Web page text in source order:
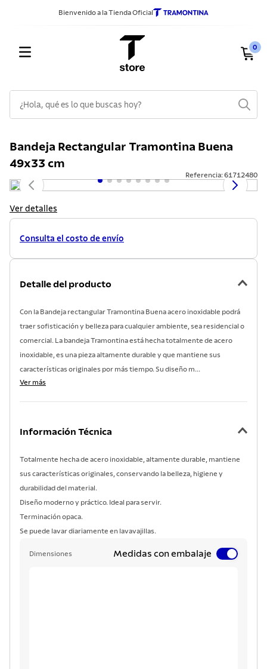
Bienvenido a la Tienda Oficial
0
Bandeja Rectangular Tramontina Buena
49x33 cm
Referencia:61712480
Ver detalles
Consulta el costo de envío
Detalle del producto
Con la Bandeja rectangular Tramontina Buena acero inoxidable podrá
traer sofisticación y belleza para cualquier ambiente, sea residencial o
comercial. La bandeja Tramontina está hecha totalmente de acero
inoxidable, es una pieza altamente durable y que mantiene sus
características originales por más tiempo. Su diseño m...
Ver más
Información Técnica
Totalmente hecha de acero inoxidable, altamente durable, mantiene
sus características originales, conservando la belleza, higiene y
durabilidad del material.
Diseño moderno y práctico. Ideal para servir.
Terminación opaca.
Se puede lavar diariamente en lavavajillas.
Dimensiones Medidas con embalaje
1.
sarten
2.
ollas
cuchillos
4.
cubiertos
5
lavadero
9.
grano
10. cuchillo